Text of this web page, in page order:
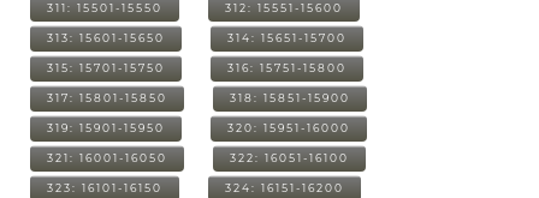
311: 15501-15550 312: 15551-15600
313: 15601-15650 314: 15651-15700
315: 15701-15750 316: 15751-15800
317: 15801-15850 318: 15851-15900
319: 15901-15950 320: 15951-16000
321: 16001-16050 322: 16051-16100
323: 16101-16150 324: 16151-16200